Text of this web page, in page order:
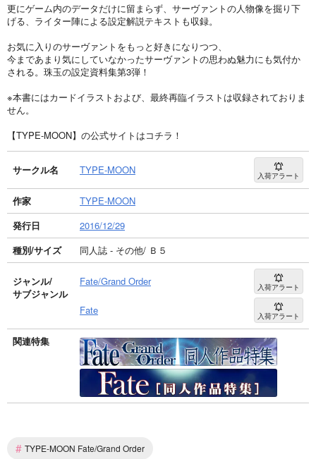
更にゲーム内のデータだけに留まらず、サーヴァントの人物像を掘り下
げる、ライター陣による設定解説テキストも収録。
お気に入りのサーヴァントをもっと好きになりつつ、
今まであまり気にしていなかったサーヴァントの思わぬ魅力にも気付か
される。珠玉の設定資料集第3弾！
※本書にはカードイラストおよび、最終再臨イラストは収録されておりま
せん。
【TYPE-MOON】の公式サイトはコチラ！
サークル名 TYPE-MOON 入荷アラート
作家
TYPE-MOON
発行日
2016/12/29
種別/サイズ
同人誌 - その他/ Ｂ５
ジャンル/
サブジャンル
Fate/Grand Order 入荷アラート
Fate 入荷アラート
関連特集
# TYPE-MOON Fate/Grand Order